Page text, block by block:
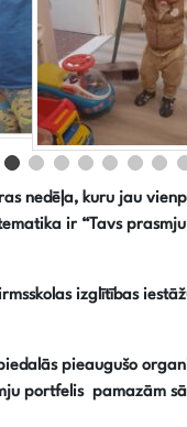
nedēļa, kuru jau
ir “Tavs
izglītības
pieaugušo
portfelis pamazām